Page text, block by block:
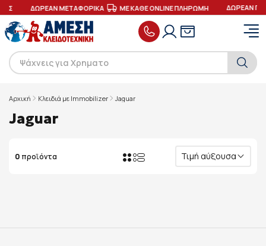
ΔΩΡΕΑΝ ΜΕΤΑΦΟΡΙΚΑ ΜΕ ΚΑΘΕ ONLINE ΠΛΗΡΩΜΗ ΔΩΡΕΑΝ
Αρχική Κλειδιά με Immobilizer Jaguar
Jaguar
0 προϊόντα Τιμή αύξουσα